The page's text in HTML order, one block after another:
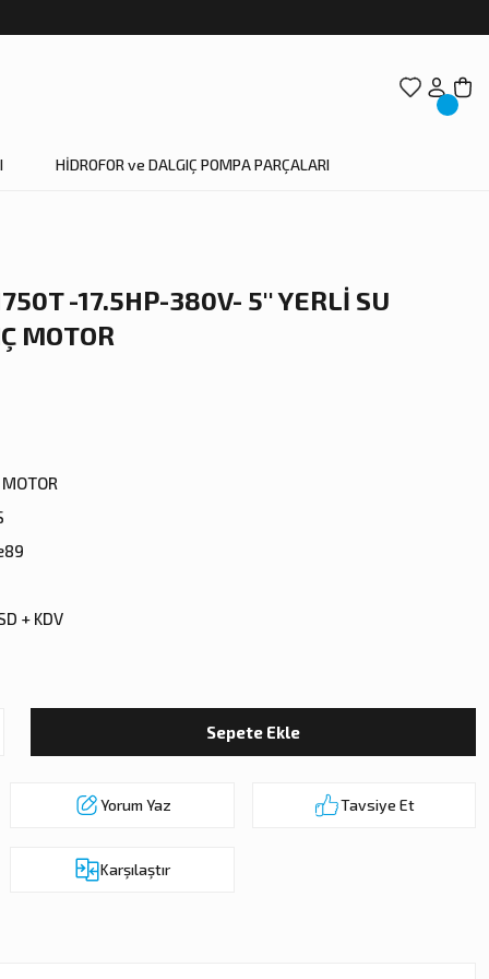
HİDROFOR ve DALGIÇ POMPA PARÇALARI
-17.5HP-380V- 5'' YERLİ SU
MOTOR
+ KDV
Sepete Ekle
Yorum Yaz Tavsiye Et
Karşılaştır